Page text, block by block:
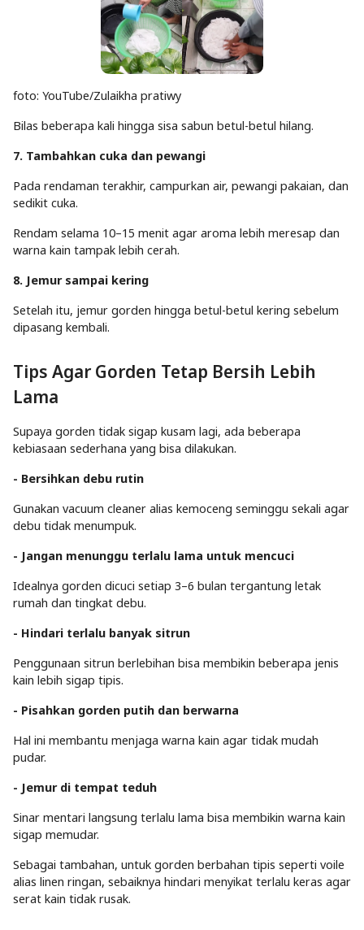
foto: YouTube/Zulaikha pratiwy
Bilas beberapa kali hingga sisa sabun betul-betul hilang.
7. Tambahkan cuka dan pewangi
Pada rendaman terakhir, campurkan air, pewangi pakaian, dan
sedikit cuka.
Rendam selama 10–15 menit agar aroma lebih meresap dan
warna kain tampak lebih cerah.
8. Jemur sampai kering
Setelah itu, jemur gorden hingga betul-betul kering sebelum
dipasang kembali.
Tips Agar Gorden Tetap Bersih Lebih
Lama
Supaya gorden tidak sigap kusam lagi, ada beberapa
kebiasaan sederhana yang bisa dilakukan.
- Bersihkan debu rutin
Gunakan vacuum cleaner alias kemoceng seminggu sekali agar
debu tidak menumpuk.
- Jangan menunggu terlalu lama untuk mencuci
Idealnya gorden dicuci setiap 3–6 bulan tergantung letak
rumah dan tingkat debu.
- Hindari terlalu banyak sitrun
Penggunaan sitrun berlebihan bisa membikin beberapa jenis
kain lebih sigap tipis.
- Pisahkan gorden putih dan berwarna
Hal ini membantu menjaga warna kain agar tidak mudah
pudar.
- Jemur di tempat teduh
Sinar mentari langsung terlalu lama bisa membikin warna kain
sigap memudar.
Sebagai tambahan, untuk gorden berbahan tipis seperti voile
alias linen ringan, sebaiknya hindari menyikat terlalu keras agar
serat kain tidak rusak.